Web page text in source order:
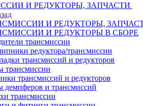
И РЕДУКТОРЫ, ЗАПЧАСТИ
И РЕДУКТОРЫ,
И РЕДУКТОРЫ В СБОРЕ
трансмиссии
редуктора/трансмиссии
трансмиссий и редукторов
трансмиссий и редукторов
демпферов и трансмиссий
трансмиссии